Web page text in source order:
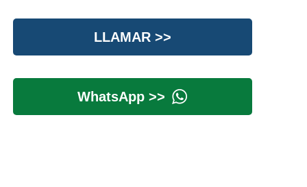
LLAMAR >>
WhatsApp >>